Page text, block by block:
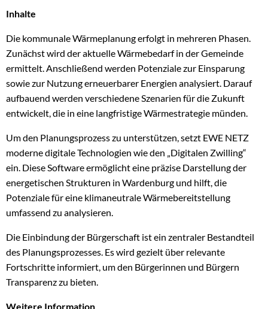
Inhalte
Die kommunale Wärmeplanung erfolgt in mehreren Phasen.
Zunächst wird der aktuelle Wärmebedarf in der Gemeinde
ermittelt. Anschließend werden Potenziale zur Einsparung
sowie zur Nutzung erneuerbarer Energien analysiert. Darauf
aufbauend werden verschiedene Szenarien für die Zukunft
entwickelt, die in eine langfristige Wärmestrategie münden.
Um den Planungsprozess zu unterstützen, setzt EWE NETZ
moderne digitale Technologien wie den „Digitalen Zwilling“
ein. Diese Software ermöglicht eine präzise Darstellung der
energetischen Strukturen in Wardenburg und hilft, die
Potenziale für eine klimaneutrale Wärmebereitstellung
umfassend zu analysieren.
Die Einbindung der Bürgerschaft ist ein zentraler Bestandteil
des Planungsprozesses. Es wird gezielt über relevante
Fortschritte informiert, um den Bürgerinnen und Bürgern
Transparenz zu bieten.
Weitere Information